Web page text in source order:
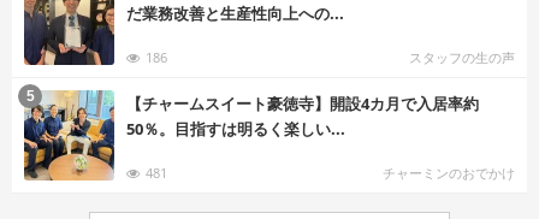
だ業務改善と生産性向上への...
186 スタッフの生の声
【チャームスイート豪徳寺】開設4カ月で入居率約
50％。目指すは明るく楽しい...
481 チャーミンのおでかけ
5